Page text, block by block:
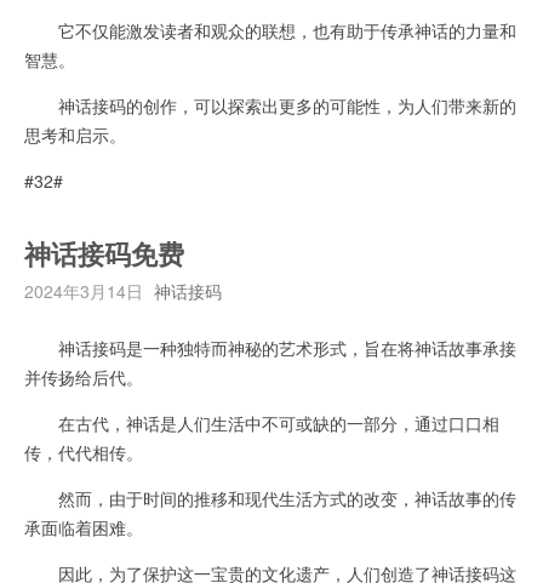
它不仅能激发读者和观众的联想，也有助于传承神话的力量和
智慧。
神话接码的创作，可以探索出更多的可能性，为人们带来新的
思考和启示。
#32#
神话接码免费
2024年3月14日 神话接码
神话接码是一种独特而神秘的艺术形式，旨在将神话故事承接
并传扬给后代。
在古代，神话是人们生活中不可或缺的一部分，通过口口相
传，代代相传。
然而，由于时间的推移和现代生活方式的改变，神话故事的传
承面临着困难。
因此，为了保护这一宝贵的文化遗产，人们创造了神话接码这